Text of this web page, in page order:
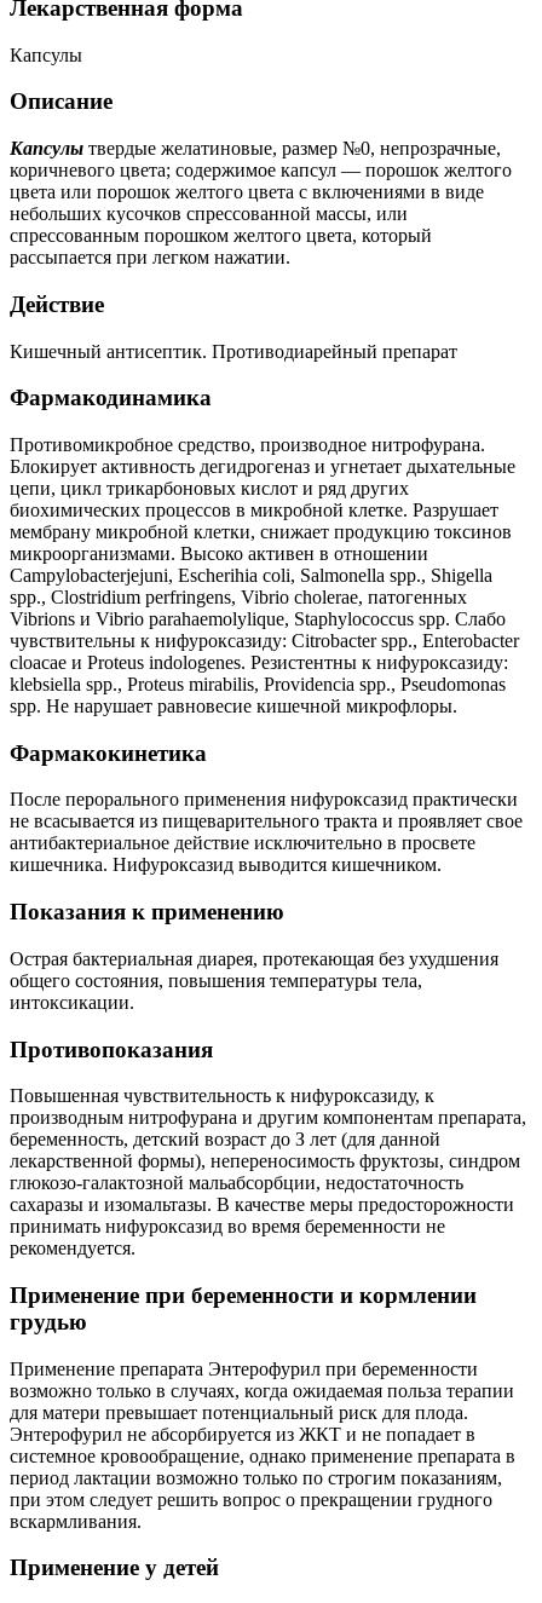
Лекарственная форма
Капсулы
Описание
Капсулы твердые желатиновые, размер №0, непрозрачные,
коричневого цвета; содержимое капсул — порошок желтого
цвета или порошок желтого цвета с включениями в виде
небольших кусочков спрессованной массы, или
спрессованным порошком желтого цвета, который
рассыпается при легком нажатии.
Действие
Кишечный антисептик. Противодиарейный препарат
Фармакодинамика
Противомикробное средство, производное нитрофурана.
Блокирует активность дегидрогеназ и угнетает дыхательные
цепи, цикл трикарбоновых кислот и ряд других
биохимических процессов в микробной клетке. Разрушает
мембрану микробной клетки, снижает продукцию токсинов
микроорганизмами. Высоко активен в отношении
Campylobacterjejuni, Escherihia coli, Salmonella spp., Shigella
spp., Clostridium perfringens, Vibrio cholerae, патогенных
Vibrions и Vibrio parahaemolylique, Staphylococcus spp. Слабо
чувствительны к нифуроксазиду: Citrobacter spp., Enterobacter
cloacae и Proteus indologenes. Резистентны к нифуроксазиду:
klebsiella spp., Proteus mirabilis, Providencia spp., Pseudomonas
spp. Не нарушает равновесие кишечной микрофлоры.
Фармакокинетика
После перорального применения нифуроксазид практически
не всасывается из пищеварительного тракта и проявляет свое
антибактериальное действие исключительно в просвете
кишечника. Нифуроксазид выводится кишечником.
Показания к применению
Острая бактериальная диарея, протекающая без ухудшения
общего состояния, повышения температуры тела,
интоксикации.
Противопоказания
Повышенная чувствительность к нифуроксазиду, к
производным нитрофурана и другим компонентам препарата,
беременность, детский возраст до З лет (для данной
лекарственной формы), непереносимость фруктозы, синдром
глюкозо-галактозной мальабсорбции, недостаточность
сахаразы и изомальтазы. В качестве меры предосторожности
принимать нифуроксазид во время беременности не
рекомендуется.
Применение при беременности и кормлении
грудью
Применение препарата Энтерофурил при беременности
возможно только в случаях, когда ожидаемая польза терапии
для матери превышает потенциальный риск для плода.
Энтерофурил не абсорбируется из ЖКТ и не попадает в
системное кровообращение, однако применение препарата в
период лактации возможно только по строгим показаниям,
при этом следует решить вопрос о прекращении грудного
вскармливания.
Применение у детей